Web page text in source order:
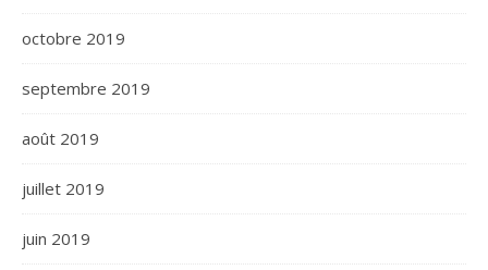
octobre 2019
septembre 2019
août 2019
juillet 2019
juin 2019